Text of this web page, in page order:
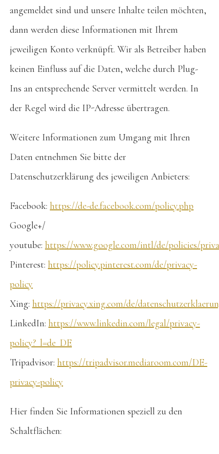
angemeldet sind und unsere Inhalte teilen möchten,
dann werden diese Informationen mit Ihrem
jeweiligen Konto verknüpft. Wir als Betreiber haben
keinen Einfluss auf die Daten, welche durch Plug-
Ins an entsprechende Server vermittelt werden. In
der Regel wird die IP-Adresse übertragen.
Weitere Informationen zum Umgang mit Ihren
Daten entnehmen Sie bitte der
Datenschutzerklärung des jeweiligen Anbieters:
Facebook: https://de-de.facebook.com/policy.php
Google+/
youtube: https://www.google.com/intl/de/policies/
Pinterest: https://policy.pinterest.com/de/privacy-
policy
Xing: https://privacy.xing.com/de/
LinkedIn: https://www.linkedin.com/legal/privacy-
policy?_l=de_DE
Tripadvisor: https://tripadvisor.mediaroom.com/DE-
privacy-policy
Hier finden Sie Informationen speziell zu den
Schaltflächen: